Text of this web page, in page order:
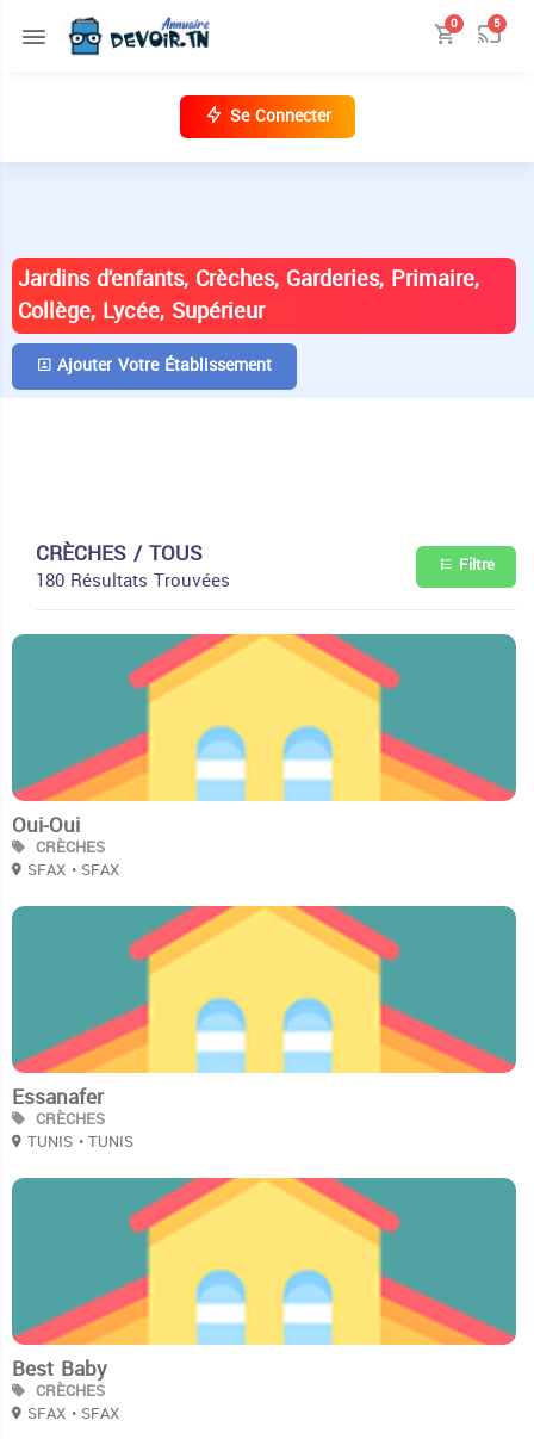
0 5
Se Connecter
Jardins d'enfants, Crèches, Garderies, Primaire,
Collège, Lycée, Supérieur
Ajouter Votre Établissement
CRÈCHES / TOUS
180 Résultats Trouvées Filtre
Oui-Oui
CRÈCHES
SFAX • SFAX
Essanafer
CRÈCHES
TUNIS • TUNIS
Best Baby
CRÈCHES
SFAX • SFAX